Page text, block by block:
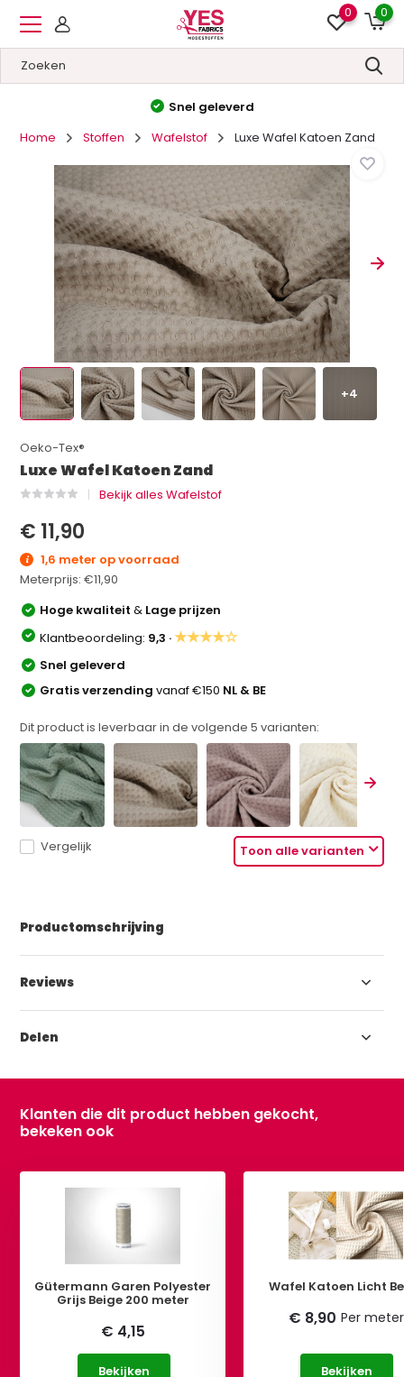
0 0
Hoge kwaliteit
Home
Stoffen Wafelstof Luxe Wafel Katoen Zand
+4
Oeko-Tex®
Luxe Wafel Katoen Zand
Bekijk alles Wafelstof
€ 11,90
1,6 meter op voorraad
Meterprijs:€11,90
Hoge kwaliteit& Lage prijzen
Klantbeoordeling: 9,3 ·★★★★☆
Snel geleverd
Gratis verzendingvanaf €150 NL & BE
Dit product is leverbaar in de volgende5 varianten:
Toon alle varianten
Vergelijk
Productomschrijving
Reviews
Delen
Klanten die dit product hebben gekocht,
bekeken ook
Gütermann Garen Polyester
Grijs Beige 200 meter
€ 4,15
Bekijken
Wafel Katoen Licht
€ 8,90 Per meter
Bekijken